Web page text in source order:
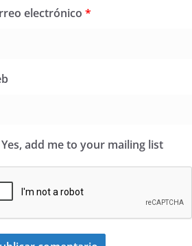
electrónico *
Yes, add me to your mailing list